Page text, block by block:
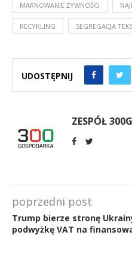
MARNOWANIE ŻYWNOŚCI
RECYKLING SEGREGACJA
UDOSTĘPNIJ
ZESPÓŁ
poprzedni post
Trump bierze stronę
podwyżkę VAT na